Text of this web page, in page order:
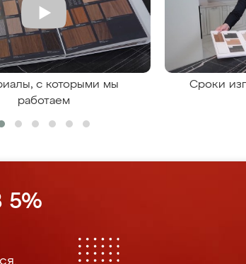
с которыми мы
работаем
Сроки